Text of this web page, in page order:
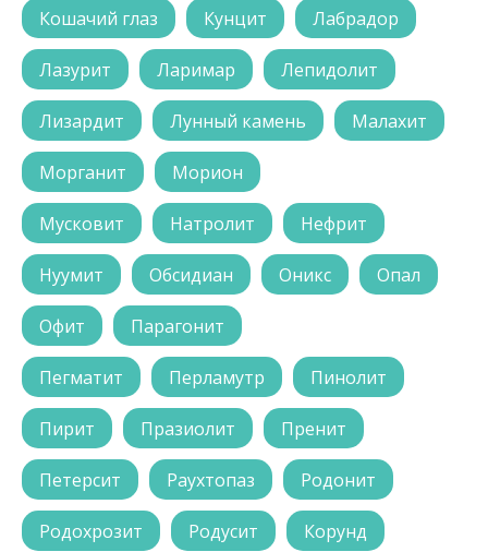
Кошачий глаз Кунцит Лабрадор
Лазурит Ларимар Лепидолит
Лизардит Лунный камень Малахит
Морганит Морион
Мусковит Натролит Нефрит
Нуумит Обсидиан Оникс Опал
Офит Парагонит
Пегматит Перламутр Пинолит
Пирит Празиолит Пренит
Петерсит Раухтопаз Родонит
Родохрозит Родусит Корунд